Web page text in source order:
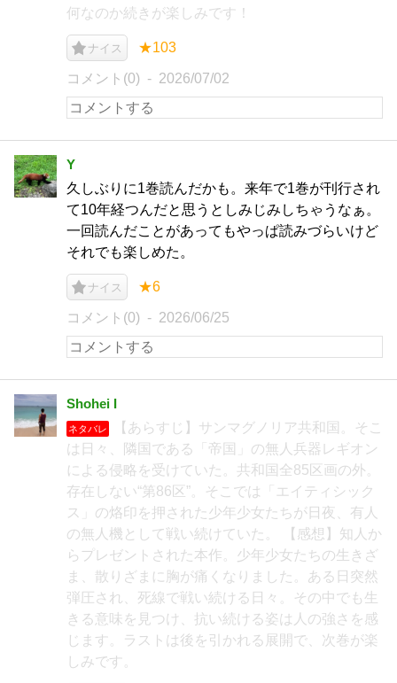
何なのか続きが楽しみです！
ナイス ★103
コメント(0) 2026/07/02
Y
久しぶりに1巻読んだかも。来年で1巻が刊行され
て10年経つんだと思うとしみじみしちゃうなぁ。
一回読んだことがあってもやっぱ読みづらいけど
それでも楽しめた。
ナイス ★6
コメント(0) 2026/06/25
Shohei I
ネタバレ
【あらすじ】サンマグノリア共和国。そこ
は日々、隣国である「帝国」の無人兵器レギオン
による侵略を受けていた。共和国全85区画の外。
存在しない“第86区”。そこでは「エイティシック
ス」の烙印を押された少年少女たちが日夜、有人
の無人機として戦い続けていた。 【感想】知人か
らプレゼントされた本作。少年少女たちの生きざ
ま、散りざまに胸が痛くなりました。ある日突然
弾圧され、死線で戦い続ける日々。その中でも生
きる意味を見つけ、抗い続ける姿は人の強さを感
じます。ラストは後を引かれる展開で、次巻が楽
しみです。